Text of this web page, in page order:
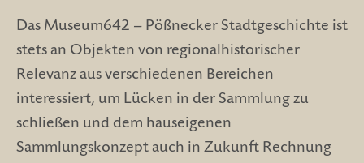
Das Museum642 – Pößnecker Stadtgeschichte ist
stets an Objekten von regionalhistorischer
Relevanz aus verschiedenen Bereichen
interessiert, um Lücken in der Sammlung zu
schließen und dem hauseigenen
Sammlungskonzept auch in Zukunft Rechnung